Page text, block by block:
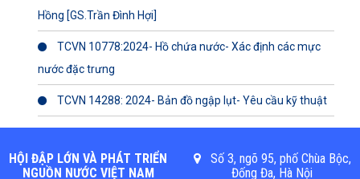
Hồng [GS.Trần Đình Hợi]
TCVN 10778:2024- Hồ chứa nước- Xác định các mực
nước đặc trưng
TCVN 14288: 2024- Bản đồ ngập lụt- Yêu cầu kỹ thuật
HỘI ĐẬP LỚN VÀ PHÁT TRIỂN
NGUỒN NƯỚC VIỆT NAM
Số 3, ngõ 95, phố Chùa Bộc,
Đống Đa, Hà Nội